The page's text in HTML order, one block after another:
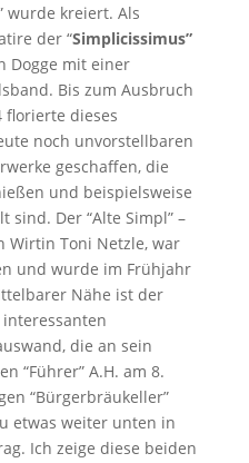
wurde kreiert. Als
der “Simplicissimus”
Dogge mit einer
Bis zum Ausbruch
florierte dieses
noch unvorstellbaren
geschaffen, die
und beispielsweise
sind. Der “Alte Simpl” –
Wirtin Toni Netzle, war
und wurde im Frühjahr
Nähe ist der
interessanten
die an sein
“Führer” A.H. am 8.
“Bürgerbräukeller”
etwas weiter unten in
Ich zeige diese beiden